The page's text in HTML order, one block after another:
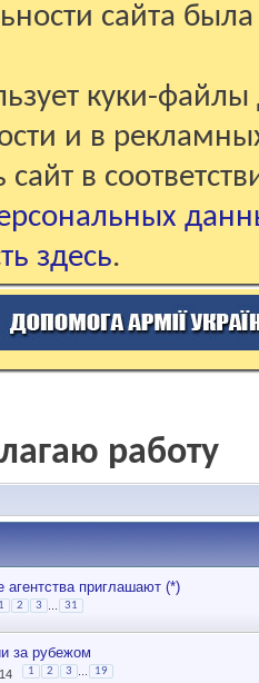
сайта
куки-файлы
и в
сайт в
здесь.
работу
агентства приглашают (*)
1 2 3 31
за рубежом
1 2 3 19